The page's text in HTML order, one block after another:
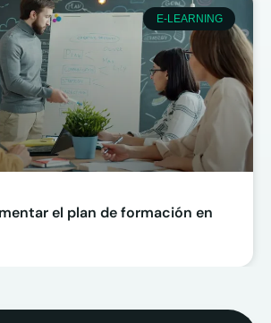
E-LEARNING
el plan de formación en